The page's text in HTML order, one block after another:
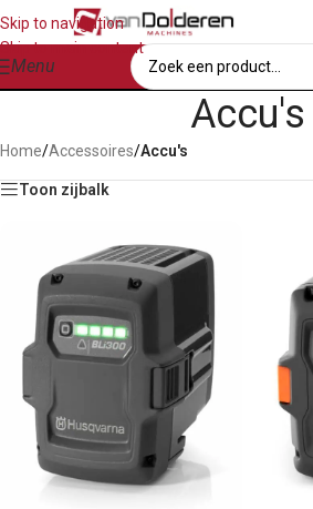
Skip to navigation
Skip to main content
Menu
Accu's
Home/Accessoires/Accu's
Toon zijbalk